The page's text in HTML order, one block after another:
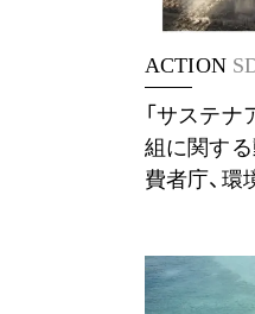
ACTION
「サステナ
組に関す
費者庁、環